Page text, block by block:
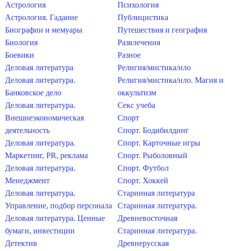
Астрология
Астрология. Гадание
Биографии и мемуары
Биология
Боевики
Деловая литература
Деловая литература.
Банковское дело
Деловая литература.
Внешнеэкономическая
деятельность
Деловая литература.
Маркетинг, PR, реклама
Деловая литература.
Менеджмент
Деловая литература.
Управление, подбор персонала
Деловая литература. Ценные
бумаги, инвестиции
Детектив
Психология
Публицистика
Путешествия и география
Развлечения
Разное
Религия/мистика/нло
Религия/мистика/нло. Магия и
оккультизм
Секс учеба
Спорт
Спорт. Бодибилдинг
Спорт. Карточные игры
Спорт. Рыболовный
Спорт. Футбол
Спорт. Хоккей
Старинная литература
Старинная литература.
Древневосточная
Старинная литература.
Древнерусская